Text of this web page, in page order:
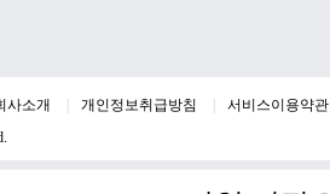
사소개 개인정보취급방침 서비스이용약관